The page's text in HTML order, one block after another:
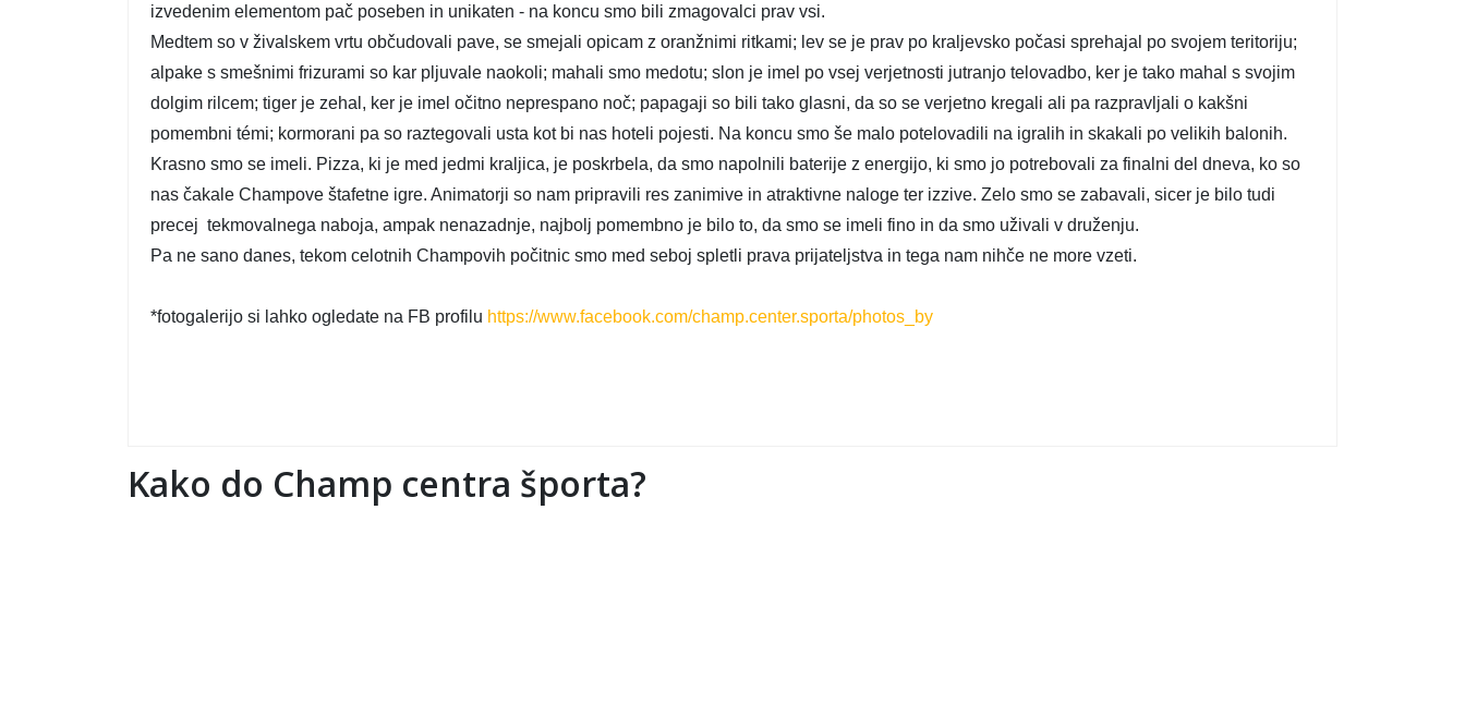
izvedenim elementom pač poseben in unikaten - na koncu smo bili zmagovalci prav vsi.
Medtem so v živalskem vrtu občudovali pave, se smejali opicam z oranžnimi ritkami; lev se je prav po kraljevsko počasi sprehajal po svojem teritoriju;
alpake s smešnimi frizurami so kar pljuvale naokoli; mahali smo medotu; slon je imel po vsej verjetnosti jutranjo telovadbo, ker je tako mahal s svojim
dolgim rilcem; tiger je zehal, ker je imel očitno neprespano noč; papagaji so bili tako glasni, da so se verjetno kregali ali pa razpravljali o kakšni
pomembni témi; kormorani pa so raztegovali usta kot bi nas hoteli pojesti. Na koncu smo še malo potelovadili na igralih in skakali po velikih balonih.
Krasno smo se imeli. Pizza, ki je med jedmi kraljica, je poskrbela, da smo napolnili baterije z energijo, ki smo jo potrebovali za finalni del dneva, ko so
nas čakale Champove štafetne igre. Animatorji so nam pripravili res zanimive in atraktivne naloge ter izzive. Zelo smo se zabavali, sicer je bilo tudi
precej tekmovalnega naboja, ampak nenazadnje, najbolj pomembno je bilo to, da smo se imeli fino in da smo uživali v druženju.
Pa ne sano danes, tekom celotnih Champovih počitnic smo med seboj spletli prava prijateljstva in tega nam nihče ne more vzeti.
*fotogalerijo si lahko ogledate na FB profilu https://www.facebook.com/champ.center.sporta/photos_by
Kako do Champ centra športa?